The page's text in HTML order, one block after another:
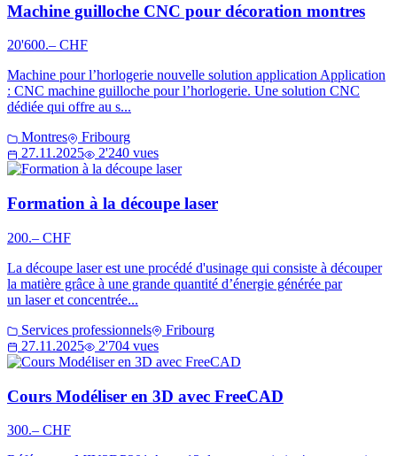
Machine guilloche CNC pour décoration montres
20'600.– CHF
Machine pour l’horlogerie nouvelle solution application Application
: CNC machine guilloche pour l’horlogerie. Une solution CNC
dédiée qui offre au s...
Montres
Fribourg
27.11.2025
2'240 vues
Formation à la découpe laser
200.– CHF
La découpe laser est une procédé d'usinage qui consiste à découper
la matière grâce à une grande quantité d’énergie générée par
un laser et concentrée...
Services professionnels
Fribourg
27.11.2025
2'704 vues
Cours Modéliser en 3D avec FreeCAD
300.– CHF